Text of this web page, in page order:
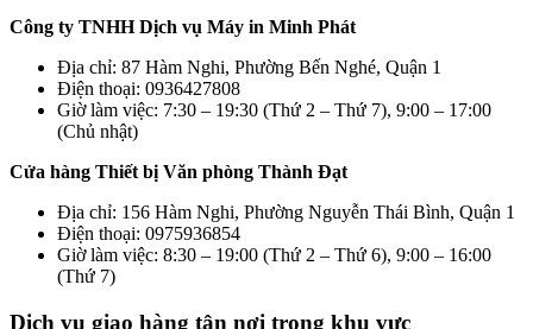
Công ty TNHH Dịch vụ Máy in Minh Phát
Địa chỉ: 87 Hàm Nghi, Phường Bến Nghé, Quận 1
Điện thoại: 0936427808
Giờ làm việc: 7:30 – 19:30 (Thứ 2 – Thứ 7), 9:00 – 17:00
(Chủ nhật)
Cửa hàng Thiết bị Văn phòng Thành Đạt
Địa chỉ: 156 Hàm Nghi, Phường Nguyễn Thái Bình, Quận 1
Điện thoại: 0975936854
Giờ làm việc: 8:30 – 19:00 (Thứ 2 – Thứ 6), 9:00 – 16:00
(Thứ 7)
Dịch vụ giao hàng tận nơi trong khu vực